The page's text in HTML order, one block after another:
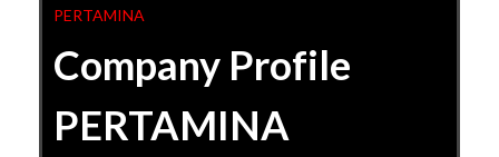
PERTAMINA
Company Profile
PERTAMINA